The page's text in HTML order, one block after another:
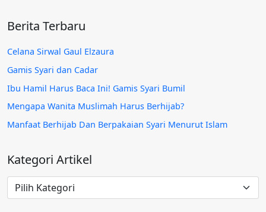
Berita Terbaru
Celana Sirwal Gaul Elzaura
Gamis Syari dan Cadar
Ibu Hamil Harus Baca Ini! Gamis Syari Bumil
Mengapa Wanita Muslimah Harus Berhijab?
Manfaat Berhijab Dan Berpakaian Syari Menurut Islam
Kategori Artikel
Kategori
Artikel